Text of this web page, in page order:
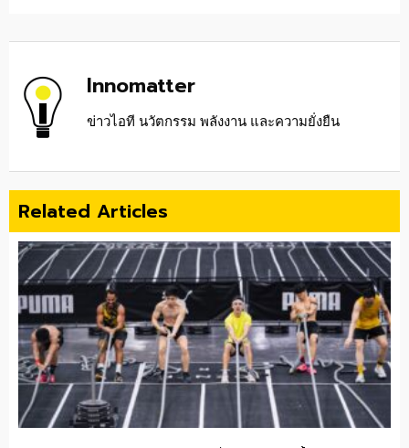
Innomatter
ข่าวไอที นวัตกรรม พลังงาน และความยั่งยืน
Related Articles